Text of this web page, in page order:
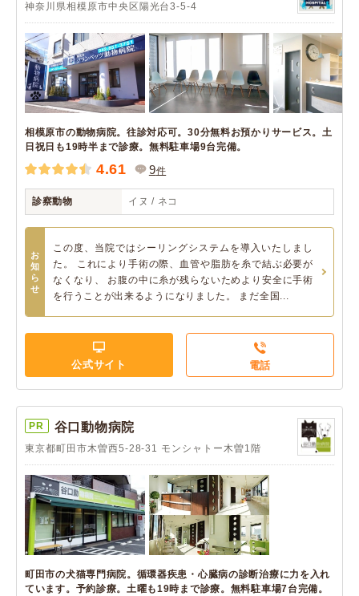
神奈川県相模原市中央区陽光台3-5-4
相模原市の動物病院。往診対応可。30分無料お預かりサービス。土
日祝日も19時半まで診療。無料駐車場9台完備。
4.61 9件
診察動物 イヌ / ネコ
お
知
ら
せ
この度、当院ではシーリングシステムを導入いたしまし
た。 これにより手術の際、血管や脂肪を糸で結ぶ必要が
なくなり、 お腹の中に糸が残らないためより安全に手術
を行うことが出来るようになりました。 まだ全国...
公式サイト 電話
PR 谷口動物病院
東京都町田市木曽西5-28-31 モンシャトー木曽1階
町田市の犬猫専門病院。循環器疾患・心臓病の診断治療に力を入れ
ています。予約診療。土曜も19時まで診療。無料駐車場7台完備。